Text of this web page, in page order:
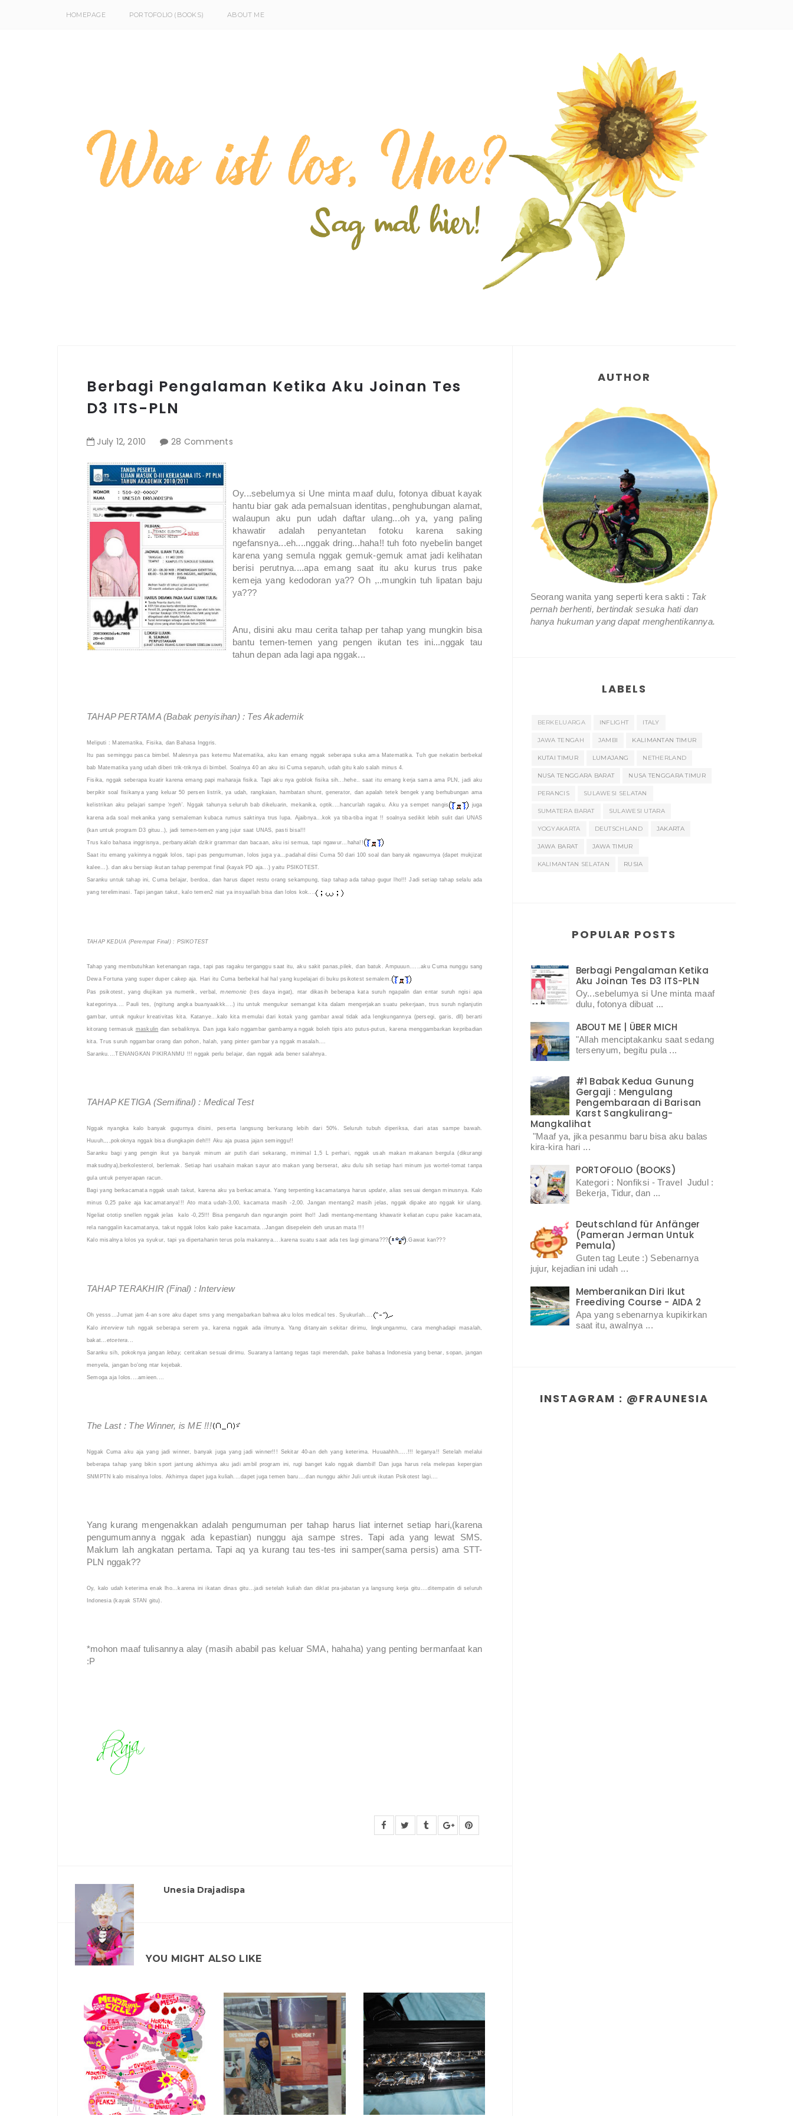
HOMEPAGE PORTOFOLIO (BOOKS) ABOUT ME
Berbagi Pengalaman Ketika Aku Joinan Tes
D3 ITS-PLN
July 12,2010 28 Comments
Oy...sebelumya si Une minta maaf dulu, fotonya dibuat kayak
hantu biar gak ada pemalsuan identitas, penghubungan alamat,
walaupun aku pun udah daftar ulang...oh ya, yang paling
khawatir adalah penyantetan fotoku karena saking
ngefansnya...eh....nggak dring...haha!! tuh foto nyebelin banget
karena yang semula nggak gemuk-gemuk amat jadi kelihatan
berisi perutnya....apa emang saat itu aku kurus trus pake
kemeja yang kedodoran ya?? Oh ,..mungkin tuh lipatan baju
ya???
Anu, disini aku mau cerita tahap per tahap yang mungkin bisa
bantu temen-temen yang pengen ikutan tes ini...nggak tau
tahun depan ada lagi apa nggak...
TAHAP PERTAMA (Babak penyisihan) : Tes Akademik
Meliputi : Matematika, Fisika, dan Bahasa Inggris.
Itu pas seminggu pasca bimbel. Malesnya pas ketemu Matematika, aku kan emang nggak seberapa suka ama Matematika. Tuh gue nekatin berbekal
bab Matematika yang udah diberi trik-triknya di bimbel. Soalnya 40 an aku isi Cuma separuh, udah gitu kalo salah minus 4.
Fisika, nggak seberapa kuatir karena emang papi maharaja fisika. Tapi aku nya goblok fisika sih...hehe.. saat itu emang kerja sama ama PLN, jadi aku
berpikir soal fisikanya yang keluar 50 persen listrik, ya udah, rangkaian, hambatan shunt, generator, dan apalah tetek bengek yang berhubungan ama
kelistrikan aku pelajari sampe ‘ngeh’. Nggak tahunya seluruh bab dikeluarin, mekanika, optik....hancurlah ragaku. Aku ya sempet nangis juga
karena ada soal mekanika yang semaleman kubaca rumus saktinya trus lupa. Ajaibnya...kok ya tiba-tiba ingat !! soalnya sedikit lebih sulit dari UNAS
(kan untuk program D3 gituu..), jadi temen-temen yang jujur saat UNAS, pasti bisa!!!
Trus kalo bahasa inggrisnya, perbanyaklah dzikir grammar dan bacaan, aku isi semua, tapi ngawur...haha!!
Saat itu emang yakinnya nggak lolos, tapi pas pengumuman, lolos juga ya...padahal diisi Cuma 50 dari 100 soal dan banyak ngawurnya (dapet mukjizat
kalee...). dan aku bersiap ikutan tahap perempat final (kayak PD aja...) yaitu PSIKOTEST.
Saranku untuk tahap ini, Cuma belajar, berdoa, dan harus dapet restu orang sekampung, tiap tahap ada tahap gugur lho!!! Jadi setiap tahap selalu ada
yang tereliminasi. Tapi jangan takut, kalo temen2 niat ya insyaallah bisa dan lolos kok....
TAHAP KEDUA (Perempat Final) : PSIKOTEST
Tahap yang membutuhkan ketenangan raga, tapi pas ragaku terganggu saat itu, aku sakit panas,pilek, dan batuk. Ampuuun......aku Cuma nunggu sang
Dewa Fortuna yang super duper cakep aja. Hari itu Cuma berbekal hal hal yang kupelajari di buku psikotest semalem.
Pas psikotest, yang diujikan ya numerik, verbal,mnemonic (tes daya ingat), ntar dikasih beberapa kata suruh ngapalin dan entar suruh ngisi apa
kategorinya.... Pauli tes, (ngitung angka buanyaakkk....) itu untuk mengukur semangat kita dalam mengerjakan suatu pekerjaan, trus suruh nglanjutin
gambar, untuk ngukur kreativitas kita. Katanye...kalo kita memulai dari kotak yang gambar awal tidak ada lengkungannya (persegi, garis, dll) berarti
kitorang termasuk maskulin dan sebaliknya. Dan juga kalo nggambar gambarnya nggak boleh tipis ato putus-putus, karena menggambarkan kepribadian
kita. Trus suruh nggambar orang dan pohon, halah, yang pinter gambar ya nggak masalah....
Saranku....TENANGKAN PIKIRANMU !!! nggak perlu belajar, dan nggak ada bener salahnya.
TAHAP KETIGA (Semifinal) : Medical Test
Nggak nyangka kalo banyak gugurnya disini, peserta langsung berkurang lebih dari 50%. Seluruh tubuh diperiksa, dari atas sampe bawah.
Huuuh,,,,pokoknya nggak bisa diungkapin deh!!! Aku aja puasa jajan seminggu!!
Saranku bagi yang pengin ikut ya banyak minum air putih dari sekarang, minimal 1,5 L perhari, nggak usah makan makanan bergula (dikurangi
maksudnya),berkolesterol, berlemak. Setiap hari usahain makan sayur ato makan yang berserat, aku dulu sih setiap hari minum jus wortel-tomat tanpa
gula untuk penyerapan racun.
Bagi yang berkacamata nggak usah takut, karena aku ya berkacamata. Yang terpenting kacamatanya harus update, alias sesuai dengan minusnya. Kalo
minus 0,25 pake aja kacamatanya!!! Ato mata udah-3,00, kacamata masih -2,00. Jangan mentang2 masih jelas, nggak dipake ato nggak kir ulang.
Ngeliat ototip snellen nggak jelas kalo -0,25!!! Bisa pengaruh dan ngurangin point lho!! Jadi mentang-mentang khawatir keliatan cupu pake kacamata,
rela nanggalin kacamatanya, takut nggak lolos kalo pake kacamata...Jangan disepelein deh urusan mata !!!
Kalo misalnya lolos ya syukur, tapi ya dipertahanin terus pola makannya....karena suatu saat ada tes lagi gimana??? .Gawat kan???
TAHAP TERAKHIR (Final) : Interview
Oh yesss...Jumat jam 4-an sore aku dapet sms yang mengabarkan bahwa aku lolos medical tes. Syukurlah....
Kalointerviewtuh nggak seberapa serem ya, karena nggak ada ilmunya. Yang ditanyain sekitar dirimu, lingkunganmu, cara menghadapi masalah,
bakat... etcetera...
Saranku sih, pokoknya jangan lebay, ceritakan sesuai dirimu. Suaranya lantang tegas tapi merendah, pake bahasa Indonesia yang benar, sopan, jangan
menyela, jangan bo’ong ntar kejebak.
Semoga aja lolos....amieen....
The Last : The Winner, is ME !!!
Nggak Cuma aku aja yang jadi winner, banyak juga yang jadi winner!!! Sekitar 40-an deh yang keterima. Huuaahhh.....!!! leganya!! Setelah melalui
beberapa tahap yang bikin sport jantung akhirnya aku jadi ambil program ini, rugi banget kalo nggak diambil! Dan juga harus rela melepas kepergian
SNMPTN kalo misalnya lolos. Akhirnya dapet juga kuliah....dapet juga temen baru....dan nunggu akhir Juli untuk ikutan Psikotest lagi....
Yang kurang mengenakkan adalah pengumuman per tahap harus liat internet setiap hari,(karena
pengumumannya nggak ada kepastian) nunggu aja sampe stres. Tapi ada yang lewat SMS.
Maklum lah angkatan pertama. Tapi aq ya kurang tau tes-tes ini samper(sama persis) ama STT-
PLN nggak??
Oy, kalo udah keterima enak lho...karena ini ikatan dinas gitu...jadi setelah kuliah dan diklat pra-jabatan ya langsung kerja gitu....ditempatin di seluruh
Indonesia (kayak STAN gitu).
*mohon maaf tulisannya alay (masih ababil pas keluar SMA, hahaha) yang penting bermanfaat kan
:P
Unesia Drajadispa
YOU MIGHT ALSO LIKE
AUTHOR
Seorang wanita yang seperti kera sakti : Tak
pernah berhenti, bertindak sesuka hati dan
hanya hukuman yang dapat menghentikannya.
LABELS
BERKELUARGA INFLIGHT ITALY
JAWA TENGAH JAMBI KALIMANTAN TIMUR
KUTAI TIMUR LUMAJANG NETHERLAND
NUSA TENGGARA BARAT NUSA TENGGARA TIMUR
PERANCIS SULAWESI SELATAN
SUMATERA BARAT SULAWESI UTARA
YOGYAKARTA DEUTSCHLAND JAKARTA
JAWA BARAT JAWA TIMUR
KALIMANTAN SELATAN RUSIA
POPULAR POSTS
Berbagi Pengalaman Ketika
Aku Joinan Tes D3 ITS-PLN
Oy...sebelumya si Une minta maaf
dulu, fotonya dibuat ...
ABOUT ME | ÜBER MICH
"Allah menciptakanku saat sedang
tersenyum, begitu pula ...
#1 Babak Kedua Gunung
Gergaji : Mengulang
Pengembaraan di Barisan
Karst Sangkulirang-
Mangkalihat
"Maaf ya, jika pesanmu baru bisa aku balas
kira-kira hari ...
PORTOFOLIO (BOOKS)
Kategori : Nonfiksi - Travel Judul :
Bekerja, Tidur, dan ...
Deutschland für Anfänger
(Pameran Jerman Untuk
Pemula)
Guten tag Leute :) Sebenarnya
jujur, kejadian ini udah ...
Memberanikan Diri Ikut
Freediving Course - AIDA 2
Apa yang sebenarnya kupikirkan
saat itu, awalnya ...
INSTAGRAM : @FRAUNESIA